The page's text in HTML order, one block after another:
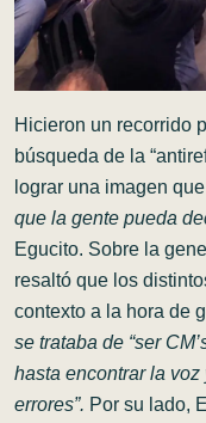
Hicieron un recorrido
búsqueda de la
lograr una imagen
que la gente pueda
Egucito. Sobre la
resaltó que los
contexto a la hora de
se trataba de “ser
hasta encontrar la
errores”. Por su lado,